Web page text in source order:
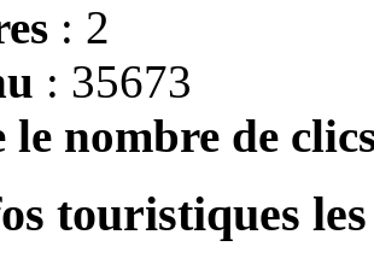
: 2
: 35673
nombre de
touristiques